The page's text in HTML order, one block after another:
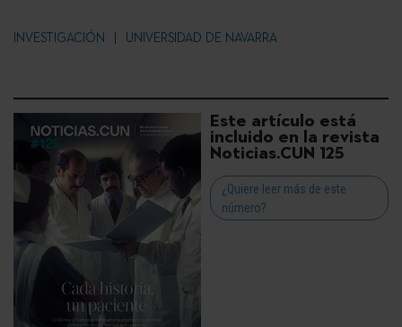
INVESTIGACIÓN UNIVERSIDAD DE NAVARRA
Este artículo está
incluido en la revista
Noticias.CUN 125
¿Quiere leer más de este
número?